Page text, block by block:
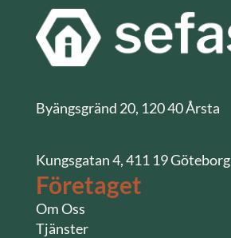
Byängsgränd 20, 120 40 Årsta
Kungsgatan 4, 411 19 Göteborg
Företaget
Om Oss
Tjänster